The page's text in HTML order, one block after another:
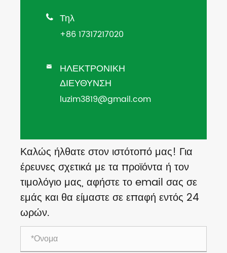
 Τηλ
+86 17317217020

ΗΛΕΚΤΡΟΝΙΚΗ
ΔΙΕΥΘΥΝΣΗ
luzim3819@gmail.com
Καλώς ήλθατε στον ιστότοπό μας! Για
έρευνες σχετικά με τα προϊόντα ή τον
τιμολόγιο μας, αφήστε το email σας σε
εμάς και θα είμαστε σε επαφή εντός 24
ωρών.